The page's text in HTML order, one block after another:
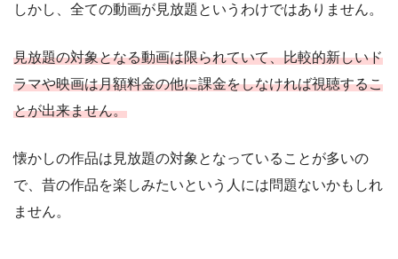
しかし、全ての動画が見放題というわけではありません。
見放題の対象となる動画は限られていて、比較的新しいド
ラマや映画は月額料金の他に課金をしなければ視聴するこ
とが出来ません。
懐かしの作品は見放題の対象となっていることが多いの
で、昔の作品を楽しみたいという人には問題ないかもしれ
ません。